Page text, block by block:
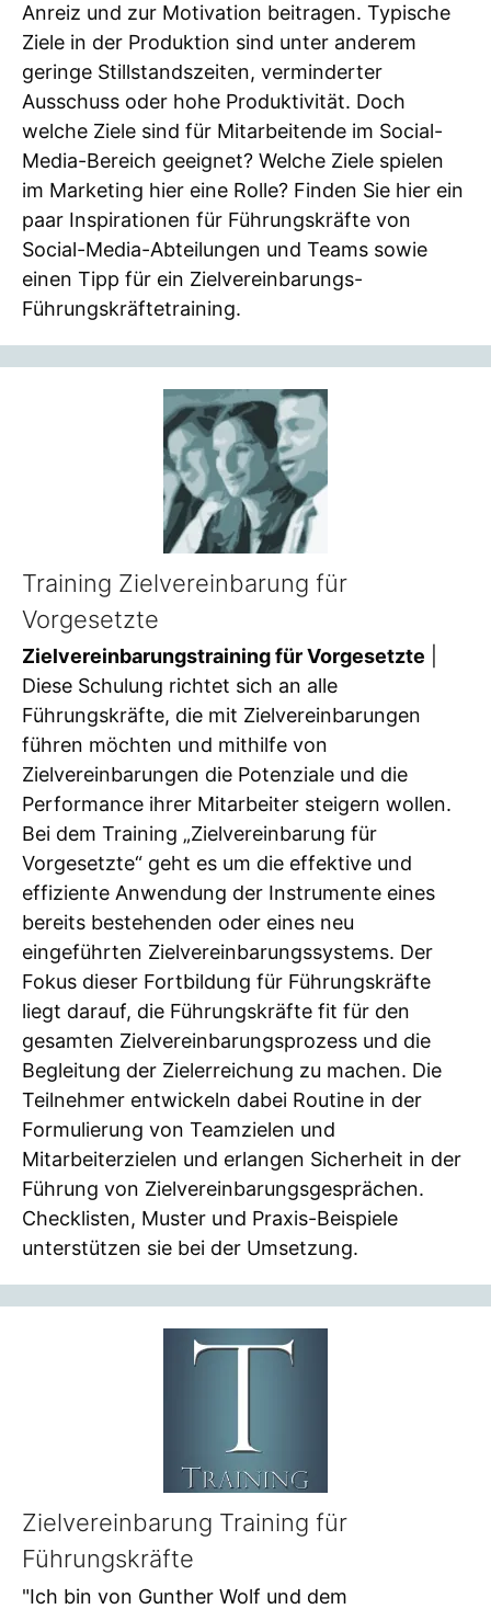
Anreiz und zur Motivation beitragen. Typische
Ziele in der Produktion sind unter anderem
geringe Stillstandszeiten, verminderter
Ausschuss oder hohe Produktivität. Doch
welche Ziele sind für Mitarbeitende im Social-
Media-Bereich geeignet? Welche Ziele spielen
im Marketing hier eine Rolle? Finden Sie hier ein
paar Inspirationen für Führungskräfte von
Social-Media-Abteilungen und Teams sowie
einen Tipp für ein Zielvereinbarungs-
Führungskräftetraining.
Training Zielvereinbarung für
Vorgesetzte
Zielvereinbarungstraining für Vorgesetzte
Diese Schulung richtet sich an alle
Führungskräfte, die mit Zielvereinbarungen
führen möchten und mithilfe von
Zielvereinbarungen die Potenziale und die
Performance ihrer Mitarbeiter steigern wollen.
Bei dem Training „Zielvereinbarung für
Vorgesetzte“ geht es um die effektive und
effiziente Anwendung der Instrumente eines
bereits bestehenden oder eines neu
eingeführten Zielvereinbarungssystems. Der
Fokus dieser Fortbildung für Führungskräfte
liegt darauf, die Führungskräfte fit für den
gesamten Zielvereinbarungsprozess und die
Begleitung der Zielerreichung zu machen. Die
Teilnehmer entwickeln dabei Routine in der
Formulierung von Teamzielen und
Mitarbeiterzielen und erlangen Sicherheit in der
Führung von Zielvereinbarungsgesprächen.
Checklisten, Muster und Praxis-Beispiele
unterstützen sie bei der Umsetzung.
Zielvereinbarung Training für
Führungskräfte
"Ich bin von Gunther Wolf und dem